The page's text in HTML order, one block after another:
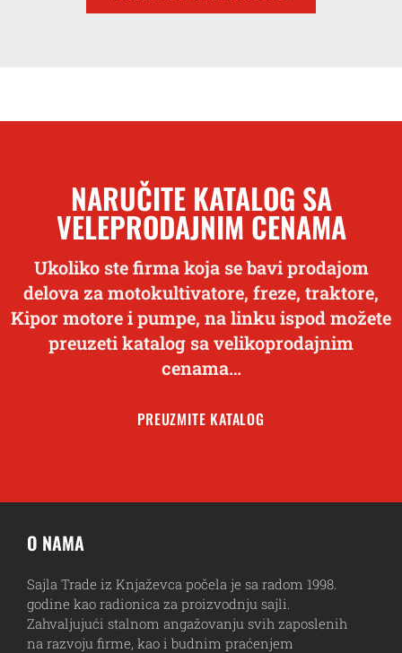
NARUČITE KATALOG SA
VELEPRODAJNIM CENAMA
Ukoliko ste firma koja se bavi prodajom
delova za motokultivatore, freze, traktore,
Kipor motore i pumpe, na linku ispod možete
preuzeti katalog sa velikoprodajnim
cenama…
PREUZMITE KATALOG
O NAMA
Sajla Trade iz Knjaževca počela je sa radom 1998.
godine kao radionica za proizvodnju sajli.
Zahvaljujući stalnom angažovanju svih zaposlenih
na razvoju firme, kao i budnim praćenjem